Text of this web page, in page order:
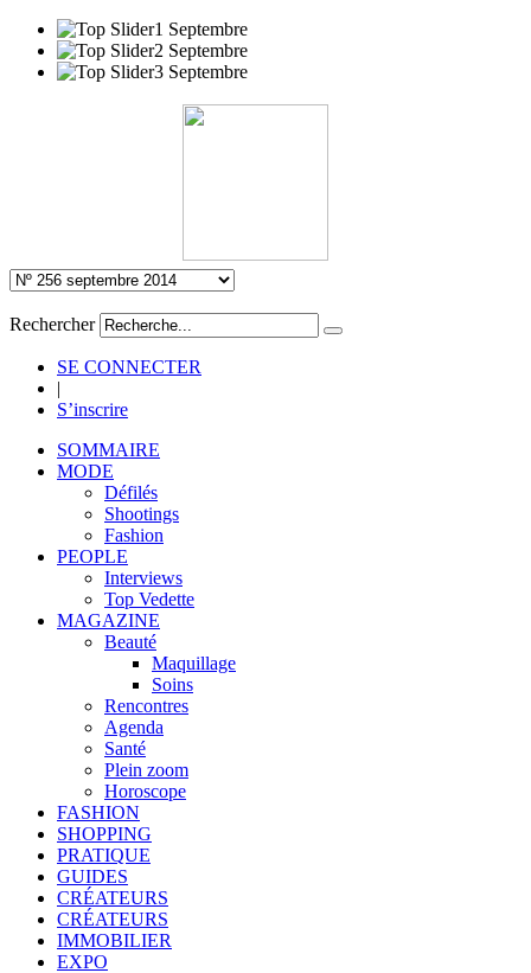
Rechercher
SE CONNECTER
|
S’inscrire
SOMMAIRE
MODE
Défilés
Shootings
Fashion
PEOPLE
Interviews
Top Vedette
MAGAZINE
Beauté
Maquillage
Soins
Rencontres
Agenda
Santé
Plein zoom
Horoscope
FASHION
SHOPPING
PRATIQUE
GUIDES
CRÉATEURS
CRÉATEURS
IMMOBILIER
EXPO